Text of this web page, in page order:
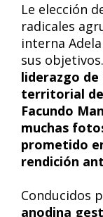
Le elección
radicales
interna
sus
liderazgo de
territorial
Facundo
muchas
prometido
rendición
Conducidos
anodina